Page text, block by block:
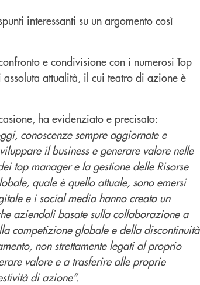
interessanti su un argomento così
e condivisione con i numerosi Top
attualità, il cui teatro di azione è
ha evidenziato e precisato:
conoscenze sempre aggiornate e
il business e generare valore nelle
top manager e la gestione delle Risorse
quale è quello attuale, sono emersi
e i social media hanno creato un
aziendali basate sulla collaborazione a
competizione globale e della discontinuità
non strettamente legati al proprio
valore e a trasferire alle proprie
di azione”.